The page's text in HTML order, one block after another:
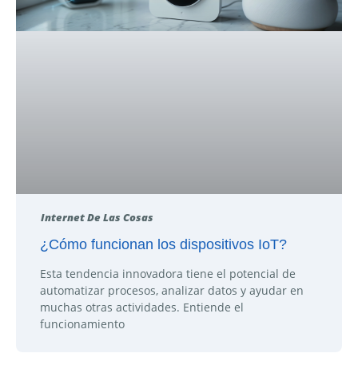
Internet De Las Cosas
¿Cómo funcionan los dispositivos IoT?
Esta tendencia innovadora tiene el potencial de
automatizar procesos, analizar datos y ayudar en
muchas otras actividades. Entiende el
funcionamiento